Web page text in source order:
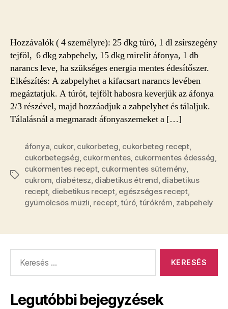
Hozzávalók ( 4 személyre): 25 dkg túró, 1 dl zsírszegény
tejföl, 6 dkg zabpehely, 15 dkg mirelit áfonya, 1 db
narancs leve, ha szükséges energia mentes édesítőszer.
Elkészítés: A zabpelyhet a kifacsart narancs levében
megáztatjuk. A túrót, tejfölt habosra keverjük az áfonya
2/3 részével, majd hozzáadjuk a zabpelyhet és tálaljuk.
Tálalásnál a megmaradt áfonyaszemeket a […]
Címkék
áfonya, cukor, cukorbeteg, cukorbeteg recept,
cukorbetegség, cukormentes, cukormentes édesség,
cukormentes recept, cukormentes sütemény,
cukrom, diabétesz, diabetikus étrend, diabetikus
recept, diebetikus recept, egészséges recept,
gyümölcsös müzli, recept,túró, túrókrém, zabpehely
Legutóbbi bejegyzések